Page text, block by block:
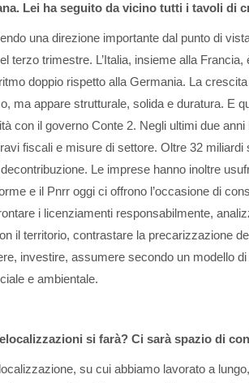
Lei ha seguito da vicino tutti i tavoli di
una direzione importante dal punto di
terzo trimestre. L’Italia, insieme alla
doppio rispetto alla Germania. La
ma appare strutturale, solida e duratura. E
con il governo Conte 2. Negli ultimi due
fiscali e misure di settore. Oltre 32
Le imprese hanno inoltre
e il Pnrr oggi ci offrono l’occasione di
i licenziamenti responsabilmente,
il territorio, contrastare la precarizzazione
investire, assumere secondo un modello
e ambientale.
si farà? Ci sarà spazio di
su cui abbiamo lavorato a